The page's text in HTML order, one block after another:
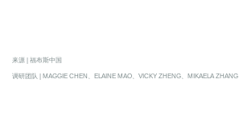
来源 | 福布斯中国
调研团队 | MAGGIE CHEN、ELAINE MAO、VICKY ZHENG、MIKAELA ZHANG